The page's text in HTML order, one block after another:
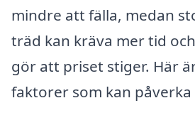
mindre att fälla, medan
träd kan kräva mer tid
gör att priset stiger. Här
faktorer som kan